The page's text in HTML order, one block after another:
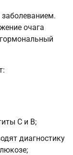
очага
C и B;
диагностику